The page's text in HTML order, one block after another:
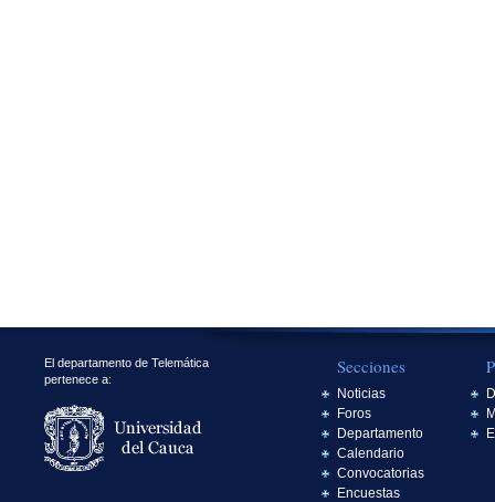
El departamento de Telemática
pertenece a:
Secciones
Noticias
Foros
Departamento
Calendario
Convocatorias
Encuestas